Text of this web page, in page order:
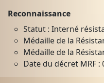
Reconnaissance
Statut : Interné
Médaille de la
Médaille de la
Date du décret MRF :